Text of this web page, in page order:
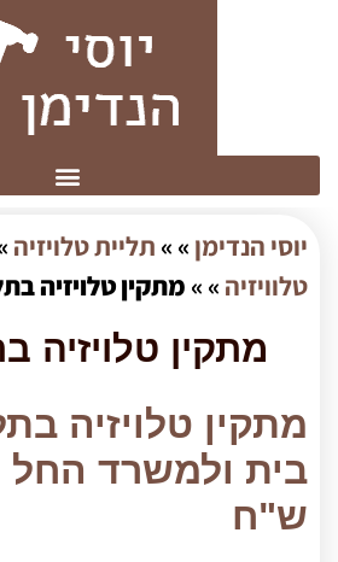
יוסי הנדימן » » תליית טלויזיה
טלוויזיה » » מתקין טלויזיה
מתקין טלויזיה
מתקין טלויזיה
ש"ח